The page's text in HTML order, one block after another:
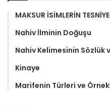
MAKSUR İSİMLERİN
Nahiv İlminin Doğuşu
Nahiv Kelimesinin Sözlük
Kinaye
Marifenin Türleri ve